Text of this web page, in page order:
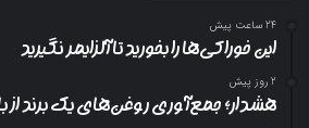
24 ساعت پیش
این خوراکی‌ها را بخورید تا آلزایمر نگیرید
2 روز پیش
هشدار؛ جمع‌آوری روغن‌های یک برند از